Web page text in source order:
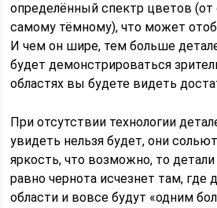
определённый спектр цветов (от
самому тёмному), что может
И чем он шире, тем больше
будет демонстрироваться
областях вы будете видеть
При отсутствии технологии
увидеть нельзя будет, они
яркость, что возможно, то
равно чернота исчезнет там, где
области и вовсе будут «одним